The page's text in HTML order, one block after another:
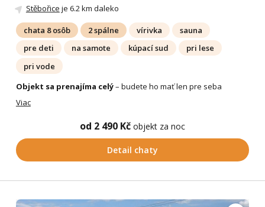
Stěbořice je 6.2 km daleko
chata 8 osôb 2 spálne vírivka
sauna
pre deti
na samote kúpací sud
pri lese
pri vode
Objekt sa prenajíma celý– budete ho mať len pre seba
Viac
od 2 490 Kč objekt za noc
Detail chaty